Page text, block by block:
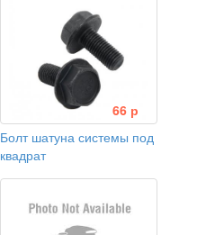
66 р
Болт шатуна системы под
квадрат